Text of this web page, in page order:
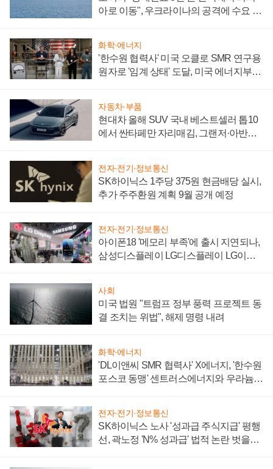
아로 이동", 우크라이나의 공격에 수요 늘
화학·에너지
'한수원 협력사' 미국 오클로 SMR 연구용
원자로 '임계 상태' 도달, 미국 에너지부
자동차·부품
현대차 올해 SUV 국내 베스트셀러 톱10
에서 싼타페만 자리매김, 그랜저·아반떼
전자·전기·정보통신
SK하이닉스 1주당 375원 현금배당 실시,
추가 주주환원 계획 9월 공개 예정
전자·전기·정보통신
아이폰18 '메모리 부족'에 출시 지연되나,
삼성디스플레이 LG디스플레이 LG이노
사회
미국 법원 "트럼프 정부 풍력 프로젝트 동
결 조치는 위법", 해제 명령 내려
화학·에너지
'DL이앤씨 SMR 협력사' X에너지, '한수원
포스코 동맹' 센트러스에너지와 우라늄
전자·전기·정보통신
SK하이닉스 노사 '성과급 주식지급' 평행
선, 곽노정 'N% 성과급' 법적 논란 벗을지